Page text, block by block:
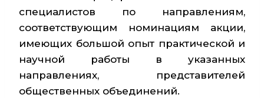
специалистов по направлениям,
соответствующим номинациям акции,
имеющих большой опыт практической и
научной работы в указанных
направлениях, представителей
общественных объединений.